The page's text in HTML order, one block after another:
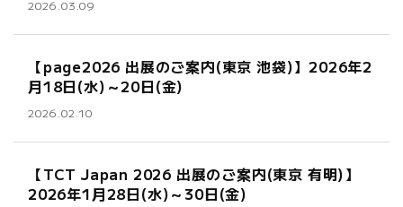
2026.03.09
【page2026 出展のご案内(東京 池袋)】2026年2
月18日(水)～20日(金)
2026.02.10
【TCT Japan 2026 出展のご案内(東京 有明)】
2026年1月28日(水)～30日(金)